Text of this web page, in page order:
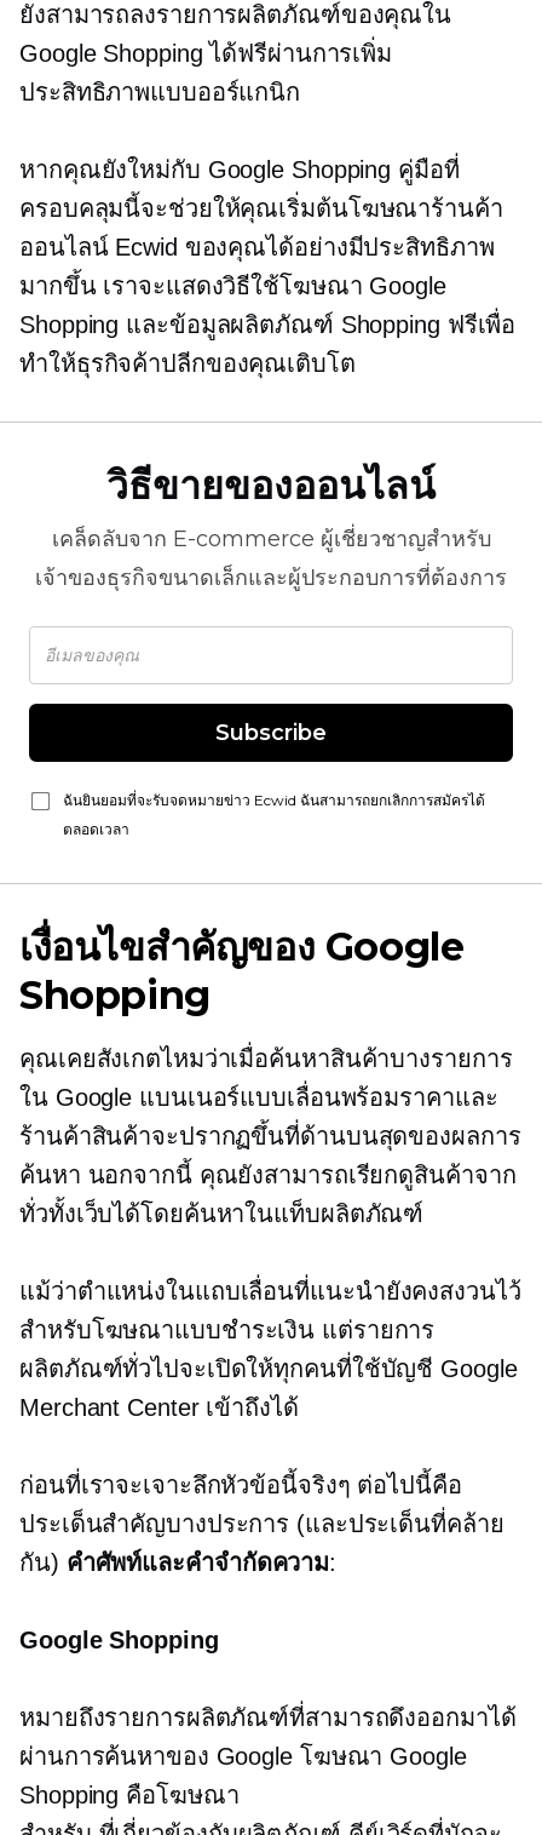
ยังสามารถลงรายการผลิตภัณฑ์ของคุณใน
Google Shopping ได้ฟรีผ่านการเพิ่ม
ประสิทธิภาพแบบออร์แกนิก
หากคุณยังใหม่กับ Google Shopping คู่มือที่
ครอบคลุมนี้จะช่วยให้คุณเริ่มต้นโฆษณาร้านค้า
ออนไลน์ Ecwid ของคุณได้อย่างมีประสิทธิภาพ
มากขึ้น เราจะแสดงวิธีใช้โฆษณา Google
Shopping และข้อมูลผลิตภัณฑ์ Shopping ฟรีเพื่อ
ทำให้ธุรกิจค้าปลีกของคุณเติบโต
วิธีขายของออนไลน์
เคล็ดลับจาก E-commerce ผู้เชี่ยวชาญสำหรับ
เจ้าของธุรกิจขนาดเล็กและผู้ประกอบการที่ต้องการ
Subscribe
ฉันยินยอมที่จะรับจดหมายข่าว Ecwid ฉันสามารถยกเลิกการสมัครได้
ตลอดเวลา
เงื่อนไขสำคัญของ Google
Shopping
คุณเคยสังเกตไหมว่าเมื่อค้นหาสินค้าบางรายการ
ใน Google แบนเนอร์แบบเลื่อนพร้อมราคาและ
ร้านค้าสินค้าจะปรากฏขึ้นที่ด้านบนสุดของผลการ
ค้นหา นอกจากนี้ คุณยังสามารถเรียกดูสินค้าจาก
ทั่วทั้งเว็บได้โดยค้นหาในแท็บผลิตภัณฑ์
แม้ว่าตำแหน่งในแถบเลื่อนที่แนะนำยังคงสงวนไว้
สำหรับโฆษณาแบบชำระเงิน แต่รายการ
ผลิตภัณฑ์ทั่วไปจะเปิดให้ทุกคนที่ใช้บัญชี Google
Merchant Center เข้าถึงได้
ก่อนที่เราจะเจาะลึกหัวข้อนี้จริงๆ ต่อไปนี้คือ
ประเด็นสำคัญบางประการ (และประเด็นที่คล้าย
กัน) คำศัพท์และคำจำกัดความ:
Google Shopping
หมายถึงรายการผลิตภัณฑ์ที่สามารถดึงออกมาได้
ผ่านการค้นหาของ Google โฆษณา Google
Shopping คือโฆษณา